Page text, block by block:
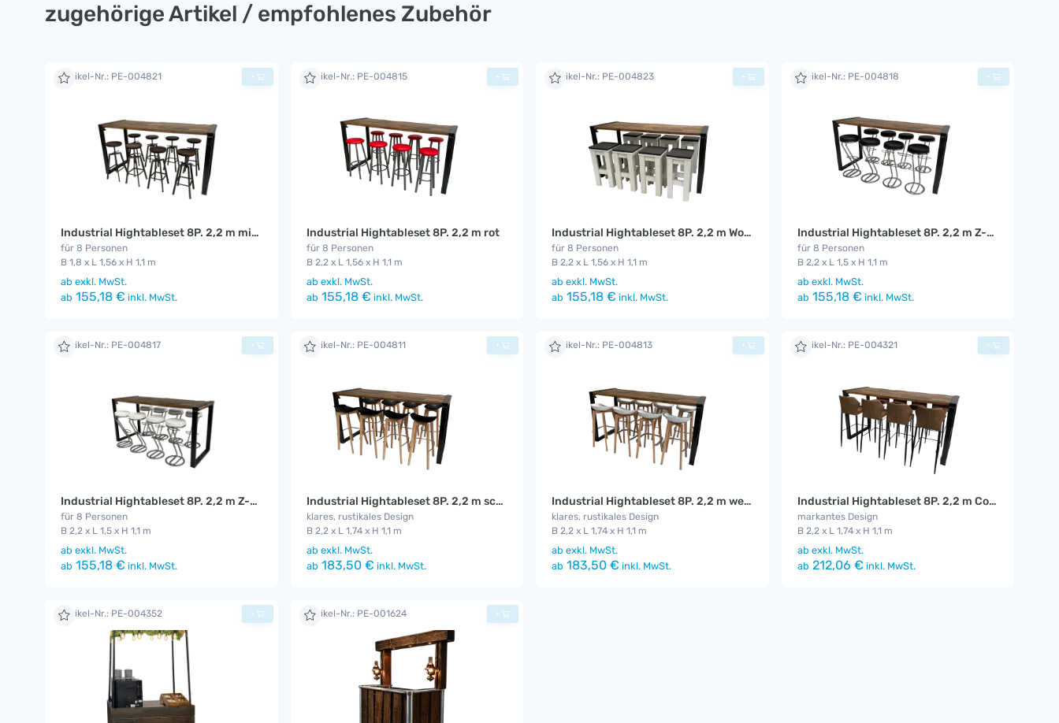
zugehörige Artikel / empfohlenes Zubehör
Artikel-Nr.: PE-004821
Industrial Hightableset 8P. 2,2 m mit Industrial Barhocker
für 8 Personen
B 1,8 x L 1,56 x H 1,1 m
ab exkl. MwSt.
ab 155,18 € inkl. MwSt.
+ Artikel-Nr.: PE-004815
Industrial Hightableset 8P. 2,2 m rot
für 8 Personen
B 2,2 x L 1,56 x H 1,1 m
ab exkl. MwSt.
ab 155,18 € inkl. MwSt.
+ Artikel-Nr.: PE-004823
Industrial Hightableset 8P. 2,2 m Wood
für 8 Personen
B 2,2 x L 1,56 x H 1,1 m
ab exkl. MwSt.
ab 155,18 € inkl. MwSt.
+ Artikel-Nr.: PE-004818
Industrial Hightableset 8P. 2,2 m Z-schwarz
für 8 Personen
B 2,2 x L 1,5 x H 1,1 m
ab exkl. MwSt.
ab 155,18 € inkl. MwSt.
+
Artikel-Nr.: PE-004817
Industrial Hightableset 8P. 2,2 m Z-weiß
für 8 Personen
B 2,2 x L 1,5 x H 1,1 m
ab exkl. MwSt.
ab 155,18 € inkl. MwSt.
+ Artikel-Nr.: PE-004811
Industrial Hightableset 8P. 2,2 m schwarz flach
klares, rustikales Design
B 2,2 x L 1,74 x H 1,1 m
ab exkl. MwSt.
ab 183,50 € inkl. MwSt.
+ Artikel-Nr.: PE-004813
Industrial Hightableset 8P. 2,2 m weiß flach
klares, rustikales Design
B 2,2 x L 1,74 x H 1,1 m
ab exkl. MwSt.
ab 183,50 € inkl. MwSt.
+ Artikel-Nr.: PE-004321
Industrial Hightableset 8P. 2,2 m Cognac
markantes Design
B 2,2 x L 1,74 x H 1,1 m
ab exkl. MwSt.
ab 212,06 € inkl. MwSt.
+
Artikel-Nr.: PE-004352 + Artikel-Nr.: PE-001624 +